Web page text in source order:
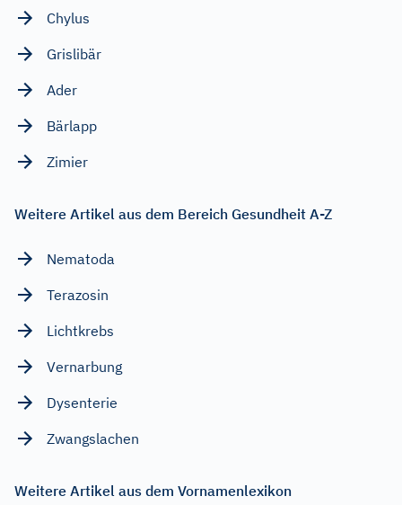
Chylus
Grislibär
Ader
Bärlapp
Zimier
Weitere Artikel aus dem Bereich Gesundheit A-Z
Nematoda
Terazosin
Lichtkrebs
Vernarbung
Dysenterie
Zwangslachen
Weitere Artikel aus dem Vornamenlexikon